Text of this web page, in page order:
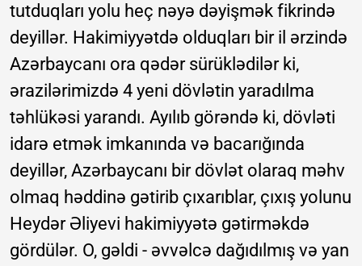
tutduqları yolu heç nəyə dəyişmək fikrində
deyillər. Hakimiyyətdə olduqları bir il ərzində
Azərbaycanı ora qədər sürüklədilər ki,
ərazilərimizdə 4 yeni dövlətin yaradılma
təhlükəsi yarandı. Ayılıb görəndə ki, dövləti
idarə etmək imkanında və bacarığında
deyillər, Azərbaycanı bir dövlət olaraq məhv
olmaq həddinə gətirib çıxarıblar, çıxış yolunu
Heydər Əliyevi hakimiyyətə gətirməkdə
gördülər. O, gəldi - əvvəlcə dağıdılmış və yan